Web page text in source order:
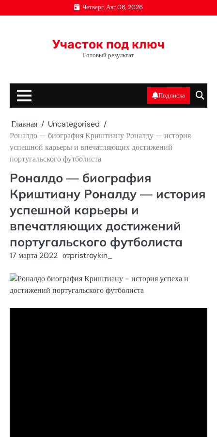
к
Четверг, Авг 06, 2026
Участок под ключ
Готовый результат
Подписка
Главная
Uncategorised
Роналдо — биография Криштиану Роналду — история
успешной карьеры и впечатляющих достижений
португальского футболиста
Роналдо — биография
Криштиану Роналду — история
успешной карьеры и
впечатляющих достижений
португальского футболиста
17 марта 2022 отpristroykin_